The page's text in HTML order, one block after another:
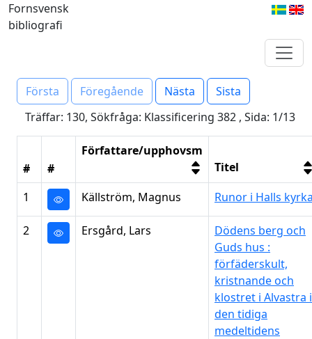
Fornsvensk
bibliografi
Första Föregående Nästa
Sista
Träffar: 130, Sökfråga: Klassificering 382 , Sida: 1/13
# #
Författare/upphovsm
Titel
1
Källström, Magnus Runor i Halls
2 Ersgård, Lars
Dödens berg och
Guds hus :
förfäderskult,
kristnande och
klostret i Alvastra i
den tidiga
medeltidens